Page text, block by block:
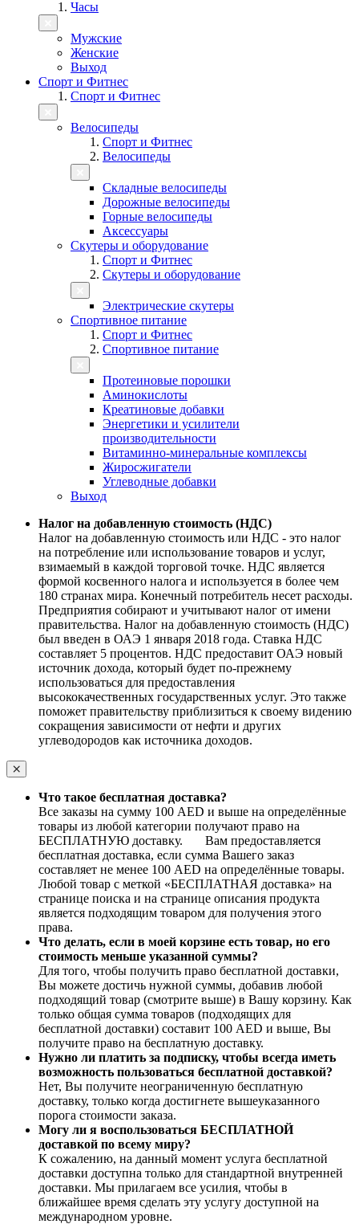
Часы
Мужские
Женские
Выход
Спорт и Фитнес
Спорт и Фитнес
Велосипеды
Спорт и Фитнес
Велосипеды
Складные велосипеды
Дорожные велосипеды
Горные велосипеды
Аксессуары
Скутеры и оборудование
Спорт и Фитнес
Скутеры и оборудование
Электрические скутеры
Спортивное питание
Спорт и Фитнес
Спортивное питание
Протеиновые порошки
Аминокислоты
Креатиновые добавки
Энергетики и усилители
производительности
Витаминно-минеральные комплексы
Жиросжигатели
Углеводные добавки
Выход
Налог на добавленную стоимость (НДС)
Налог на добавленную стоимость или НДС - это налог
на потребление или использование товаров и услуг,
взимаемый в каждой торговой точке. НДС является
формой косвенного налога и используется в более чем
180 странах мира. Конечный потребитель несет расходы.
Предприятия собирают и учитывают налог от имени
правительства. Налог на добавленную стоимость (НДС)
был введен в ОАЭ 1 января 2018 года. Ставка НДС
составляет 5 процентов. НДС предоставит ОАЭ новый
источник дохода, который будет по-прежнему
использоваться для предоставления
высококачественных государственных услуг. Это также
поможет правительству приблизиться к своему видению
сокращения зависимости от нефти и других
углеводородов как источника доходов.
Что такое бесплатная доставка?
Все заказы на сумму 100 AED и выше на определённые
товары из любой категории получают право на
БЕСПЛАТНУЮ доставку. Вам предоставляется
бесплатная доставка, если сумма Вашего заказ
составляет не менее 100 AED на определённые товары.
Любой товар с меткой «БЕСПЛАТНАЯ доставка» на
странице поиска и на странице описания продукта
является подходящим товаром для получения этого
права.
Что делать, если в моей корзине есть товар, но его
стоимость меньше указанной суммы?
Для того, чтобы получить право бесплатной доставки,
Вы можете достичь нужной суммы, добавив любой
подходящий товар (смотрите выше) в Вашу корзину. Как
только общая сумма товаров (подходящих для
бесплатной доставки) составит 100 AED и выше, Вы
получите право на бесплатную доставку.
Нужно ли платить за подписку, чтобы всегда иметь
возможность пользоваться бесплатной доставкой?
Нет, Вы получите неограниченную бесплатную
доставку, только когда достигнете вышеуказанного
порога стоимости заказа.
Могу ли я воспользоваться БЕСПЛАТНОЙ
доставкой по всему миру?
К сожалению, на данный момент услуга бесплатной
доставки доступна только для стандартной внутренней
доставки. Мы прилагаем все усилия, чтобы в
ближайшее время сделать эту услугу доступной на
международном уровне.